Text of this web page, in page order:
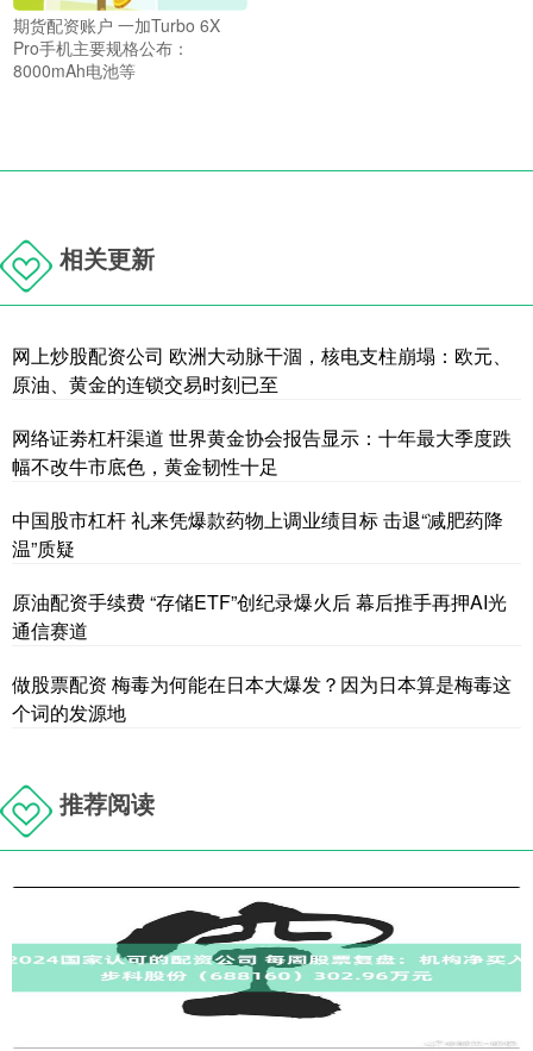
期货配资账户 一加Turbo 6X
Pro手机主要规格公布：
8000mAh电池等
相关更新
网上炒股配资公司 欧洲大动脉干涸，核电支柱崩塌：欧元、
原油、黄金的连锁交易时刻已至
网络证劵杠杆渠道 世界黄金协会报告显示：十年最大季度跌
幅不改牛市底色，黄金韧性十足
中国股市杠杆 礼来凭爆款药物上调业绩目标 击退“减肥药降
温”质疑
原油配资手续费 “存储ETF”创纪录爆火后 幕后推手再押AI光
通信赛道
做股票配资 梅毒为何能在日本大爆发？因为日本算是梅毒这
个词的发源地
推荐阅读